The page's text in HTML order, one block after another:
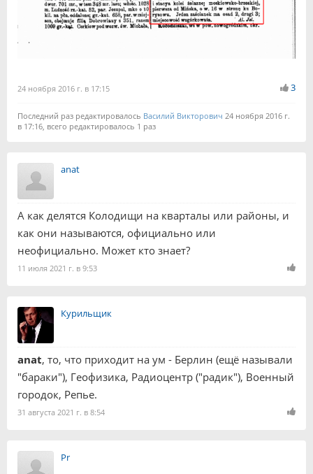
24 ноября 2016 г. в 17:15 3
Последний раз редактировалось Василий Викторович 24 ноября 2016 г.
в 17:16, всего редактировалось 1 раз
anat
А как делятся Колодищи на кварталы или районы, и
как они называются, официально или
неофициально. Может кто знает?
11 июля 2021 г. в 9:53
Курильщик
anat, то, что приходит на ум - Берлин (ещё называли
"бараки"), Геофизика, Радиоцентр ("радик"), Военный
городок, Репье.
31 августа 2021 г. в 8:54
Pr